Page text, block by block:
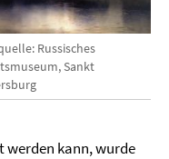
Russisches
Sankt
werden kann, wurde